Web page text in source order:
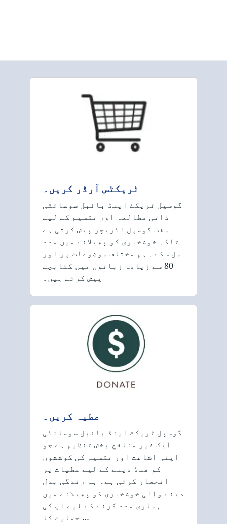
ٹریکٹس آرڈر کریں۔
گوسپل ٹریکٹ اینڈ بائبل سوسائٹی
ذاتی مطالعہ اور تقسیم کے لیے
مفت گوسپل لٹریچر پیش کرتی ہے
تاکہ خوشخبری کو پھیلانے میں مدد
مل سکے۔ ہم مختلف موضوعات پر اور
80 سے زیادہ زبانوں میں کتابچے
پیش کرتے ہیں۔
عطیہ کریں۔
گوسپل ٹریکٹ اینڈ بائبل سوسائٹی
ایک غیر منافع بخش تنظیم ہے جو
اپنی اشاعت اور تقسیم کی کوششوں
کو فنڈ دینے کے لیے عطیات پر
انحصار کرتی ہے۔ ہم زندگی بدل
دینے والی خوشخبری کو پھیلانے میں
ہماری مدد کرنے کے لیے آپ کی
حمایت کا …